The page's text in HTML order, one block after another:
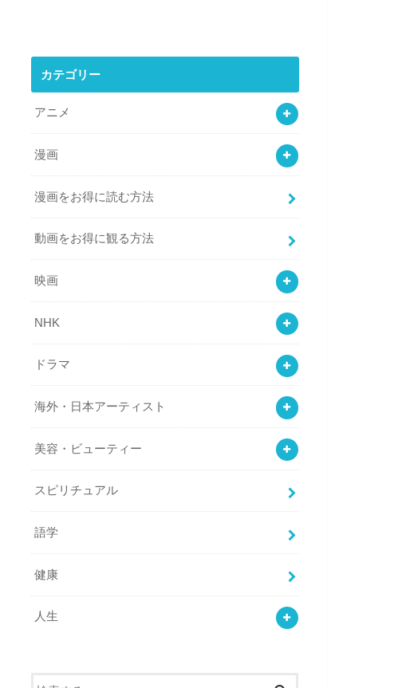
カテゴリー
アニメ
漫画
漫画をお得に読む方法
動画をお得に観る方法
映画
NHK
ドラマ
海外・日本アーティスト
美容・ビューティー
スピリチュアル
語学
健康
人生